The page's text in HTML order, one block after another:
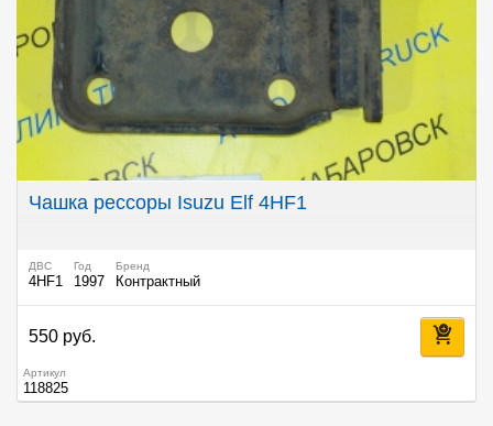
Чашка рессоры Isuzu Elf 4HF1
ДВС
4HF1
Год
1997
Бренд
Контрактный
550 руб.
Артикул
118825